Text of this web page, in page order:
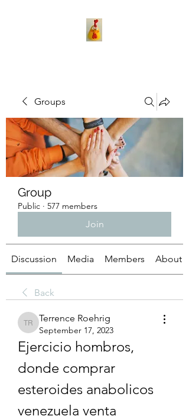
Groups
Group
Public · 577 members
Join
Discussion Media Members About
Back
Terrence Roehrig
Terrence Roehrig
September 17, 2023
Ejercicio hombros,
donde comprar
esteroides anabolicos
venezuela venta